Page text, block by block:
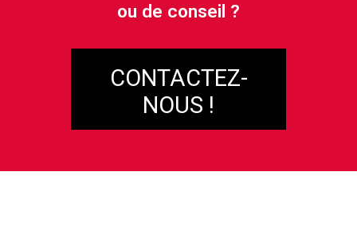
ou de conseil ?
CONTACTEZ-
NOUS !